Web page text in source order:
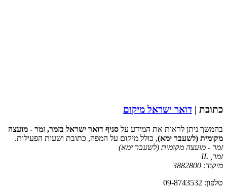
כתובת | דואר ישראל מיקום
בהמשך ניתן לראות את המידע על סניף דואר ישראל בזמר, זמר - מועצה
מקומית (לשעבר ימא), כולל מיקום על המפה, כתובת ושעות הפעילות.
זמר - מועצה מקומית (לשעבר ימא)
זמר IL
מיקוד: 3882800
טלפון: 09-8743532